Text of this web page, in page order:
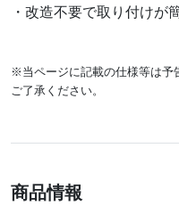
・改造不要で取り付けが
※当ページに記載の仕様等は予
ご了承ください。
商品情報